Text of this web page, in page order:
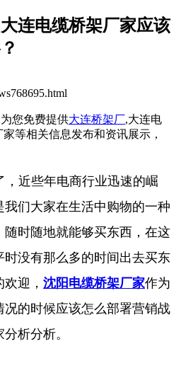
连电缆桥架厂家应该
您免费提供大连桥架厂,大连电
等相关信息发布和资讯展示，
近些年电商行业迅速的崛
们大家在生活中购物的一种
时随地就能够买东西，在这
没有那么多的时间出去买东
迎， 沈阳电缆桥架厂家作为
的时候应该怎么部署营销战
析分析。